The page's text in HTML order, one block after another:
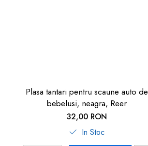
Plasa tantari pentru scaune auto de
bebelusi, neagra, Reer
32,00 RON
In Stoc